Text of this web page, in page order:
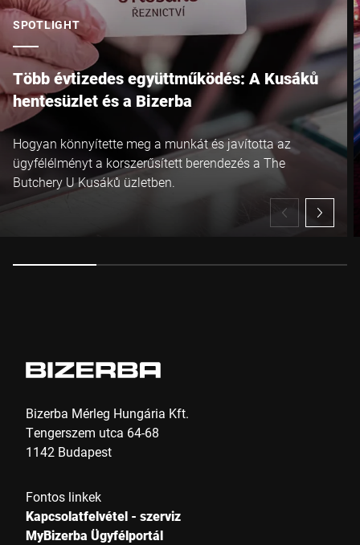
SPOTLIGHT
Több évtizedes együttműködés: A Kusáků
hentesüzlet és a Bizerba
Hogyan könnyítette meg a munkát és javította az
ügyfélélményt a korszerűsített berendezés a The
Butchery U Kusáků üzletben.
Bizerba Mérleg Hungária Kft.
Tengerszem utca 64-68
1142 Budapest
Fontos linkek
Kapcsolatfelvétel - szerviz
MyBizerba Ügyfélportál